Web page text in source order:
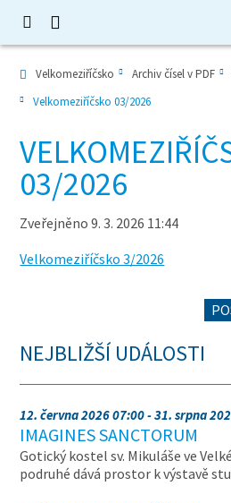
Velkomeziříčsko Archiv čísel v PDF
Velkomeziříčsko 03/2026
03/2026
Zveřejněno 9. 3. 2026 11:44
Velkomeziříčsko 3/2026
NEJBLIŽŠÍ UDÁLOSTI
12. června 2026 07:00 - 31. srpna
IMAGINES SANCTORUM
Gotický kostel sv. Mikuláše ve
podruhé dává prostor k výstavě